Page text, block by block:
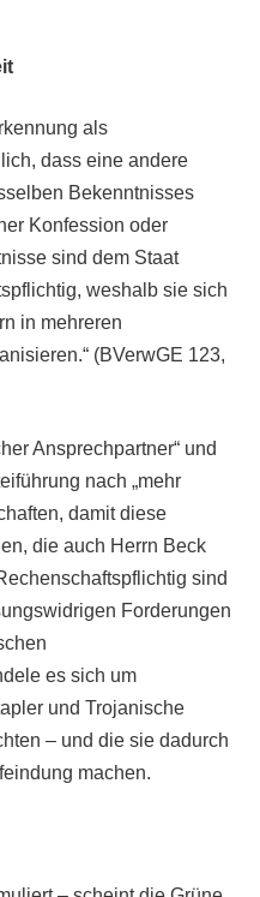
als
dass eine andere
Bekenntnisses
Konfession oder
sind dem Staat
weshalb sie sich
in mehreren
(BVerwGE 123,
Ansprechpartner“ und
nach „mehr
damit diese
die auch Herrn Beck
sind
Forderungen
es sich um
und Trojanische
– und die sie dadurch
machen.